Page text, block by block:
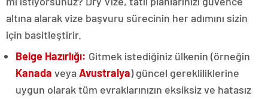
altına alarak vize başvuru sürecinin her adımını sizin
için basitleştirir.
Belge Hazırlığı: Gitmek istediğiniz ülkenin (örneğin
Kanada veyaAvustralya) güncel gerekliliklerine
uygun olarak tüm evraklarınızın eksiksiz ve hatasız